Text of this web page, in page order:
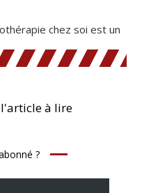
chez soi est un
l'article à lire
?